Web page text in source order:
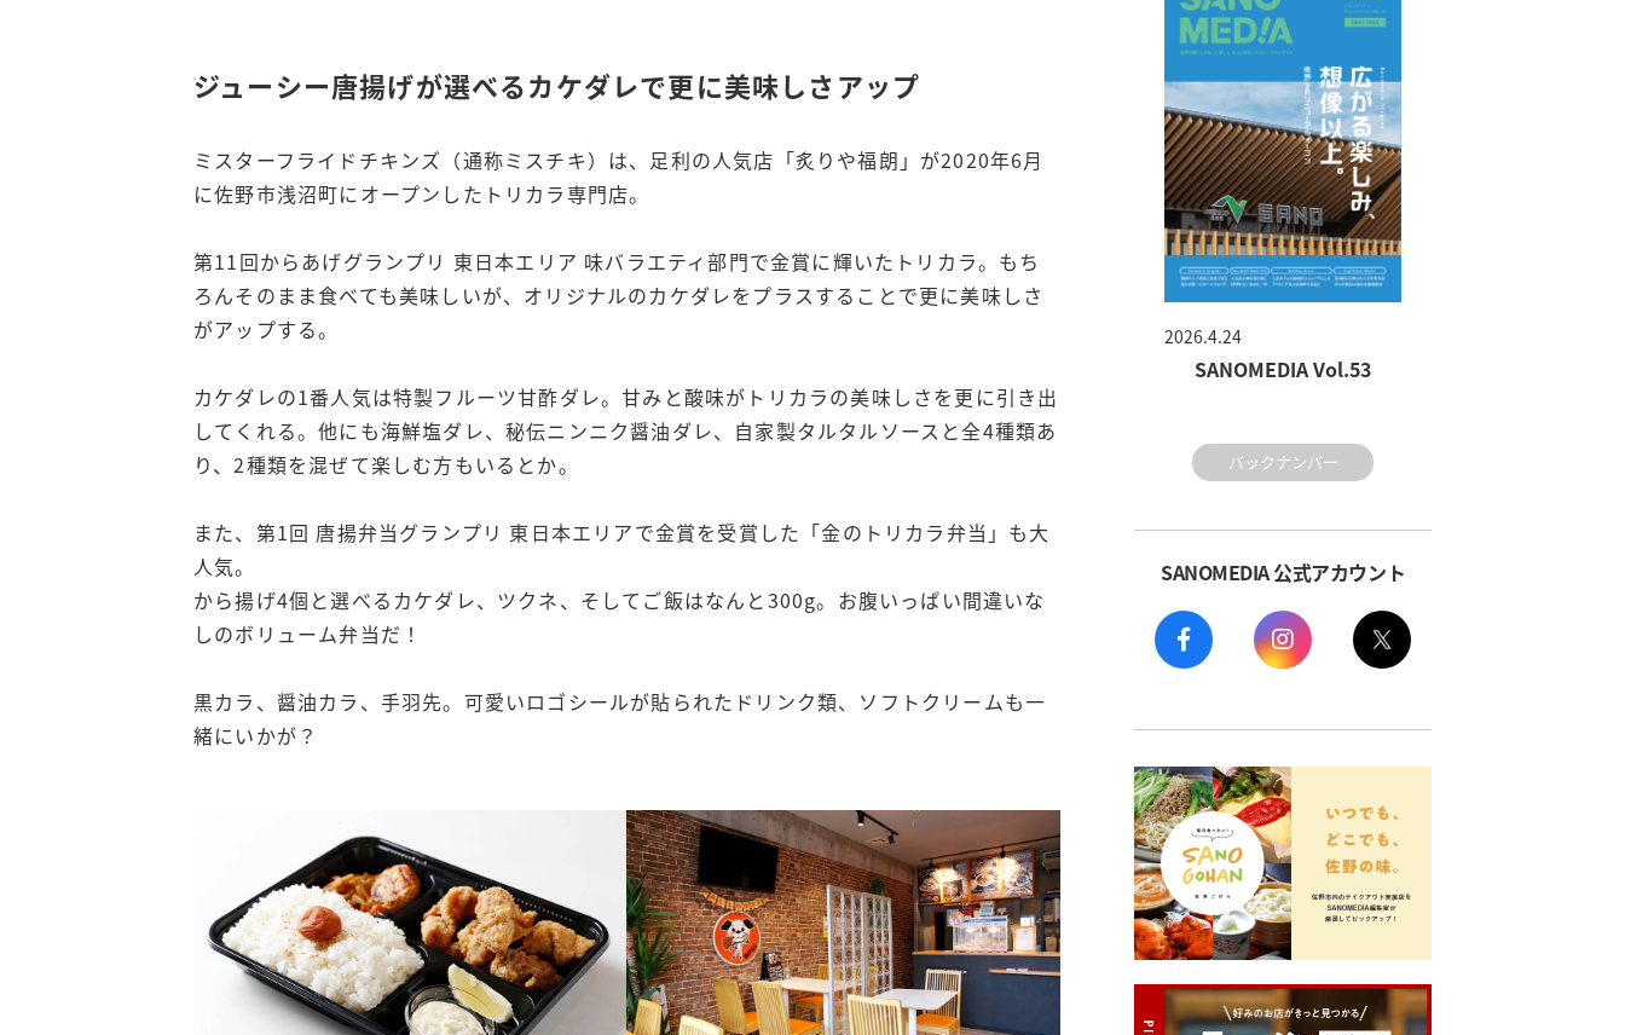
ジューシー唐揚げが選べるカケダレで更に美味しさアップ
ミスターフライドチキンズ（通称ミスチキ）は、足利の人気店「炙りや福朗」が2020年6月
に佐野市浅沼町にオープンしたトリカラ専門店。
第11回からあげグランプリ 東日本エリア 味バラエティ部門で金賞に輝いたトリカラ。もち
ろんそのまま食べても美味しいが、オリジナルのカケダレをプラスすることで更に美味しさ
がアップする。
カケダレの1番人気は特製フルーツ甘酢ダレ。甘みと酸味がトリカラの美味しさを更に引き出
してくれる。他にも海鮮塩ダレ、秘伝ニンニク醤油ダレ、自家製タルタルソースと全4種類あ
り、2種類を混ぜて楽しむ方もいるとか。
また、第1回 唐揚弁当グランプリ 東日本エリアで金賞を受賞した「金のトリカラ弁当」も大
人気。
から揚げ4個と選べるカケダレ、ツクネ、そしてご飯はなんと300g。お腹いっぱい間違いな
しのボリューム弁当だ！
黒カラ、醤油カラ、手羽先。可愛いロゴシールが貼られたドリンク類、ソフトクリームも一
緒にいかが？
SANOMEDIA Vol.53
2026.4.24
バックナンバー
SANOMEDIA 公式アカウント